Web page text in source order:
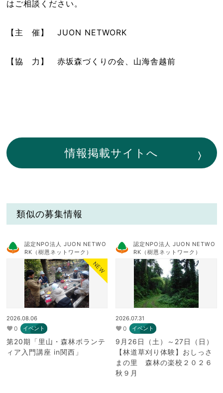
はご相談ください。
【主 催】 JUON NETWORK
【協 力】 赤坂森づくりの会、山海舎越前
情報掲載サイトへ
類似の募集情報
認定NPO法人 JUON NETWO
RK（樹恩ネットワーク）
NEW
2026.08.06
0 イベント
第20期「里山・森林ボランテ
ィア入門講座 in関西」
認定NPO法人 JUON NETWO
RK（樹恩ネットワーク）
2026.07.31
0 イベント
9月26日（土）～27日（日）
【林道草刈り体験】おしっさ
まの里 森林の楽校２０２６
秋９月